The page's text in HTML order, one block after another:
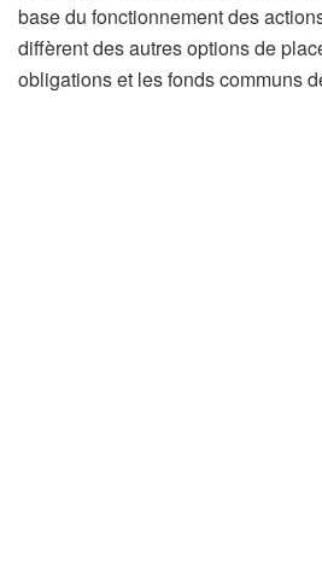
base du fonctionnement des
diffèrent des autres options de
obligations et les fonds communs